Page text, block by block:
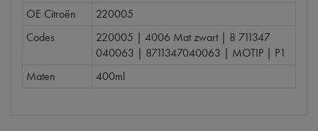
OE Citroën
220005
Codes
220005 | 4006 Mat zwart | 8 711347
040063 | 8711347040063 | MOTIP | P1
Maten
400ml